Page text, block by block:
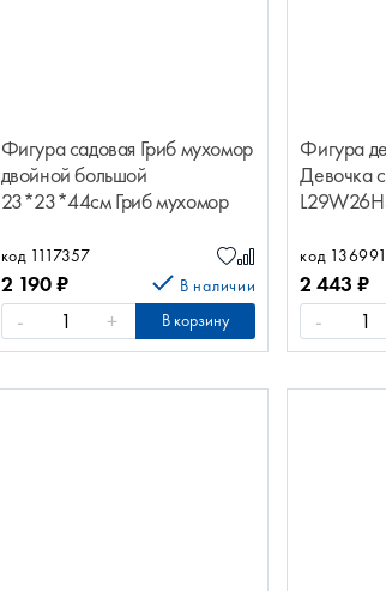
Фигура садовая Гриб мухомор
двойной большой
23*23*44см Гриб мухомор
БАРЕЛЬЕФ 713119/F655
код 1117357
2 190₽ В наличии
- + В корзину
Фигура
Девочка
код
2 443₽
-